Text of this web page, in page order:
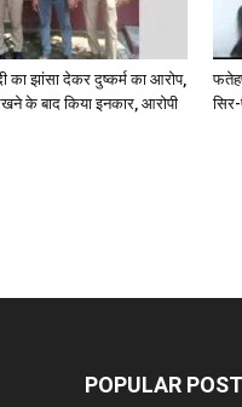
का झांसा देकर दुष्कर्म का आरोप,
के बाद किया इनकार, आरोपी
POPULAR